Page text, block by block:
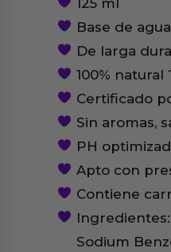
125 ml
Base de agua
De larga
100% natural
Certificado
Sin aromas,
PH
Apto con
Contiene
Sodium